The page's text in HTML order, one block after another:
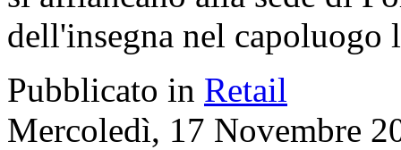
dell'insegna nel capoluogo
Pubblicato in Retail
Mercoledì, 17 Novembre